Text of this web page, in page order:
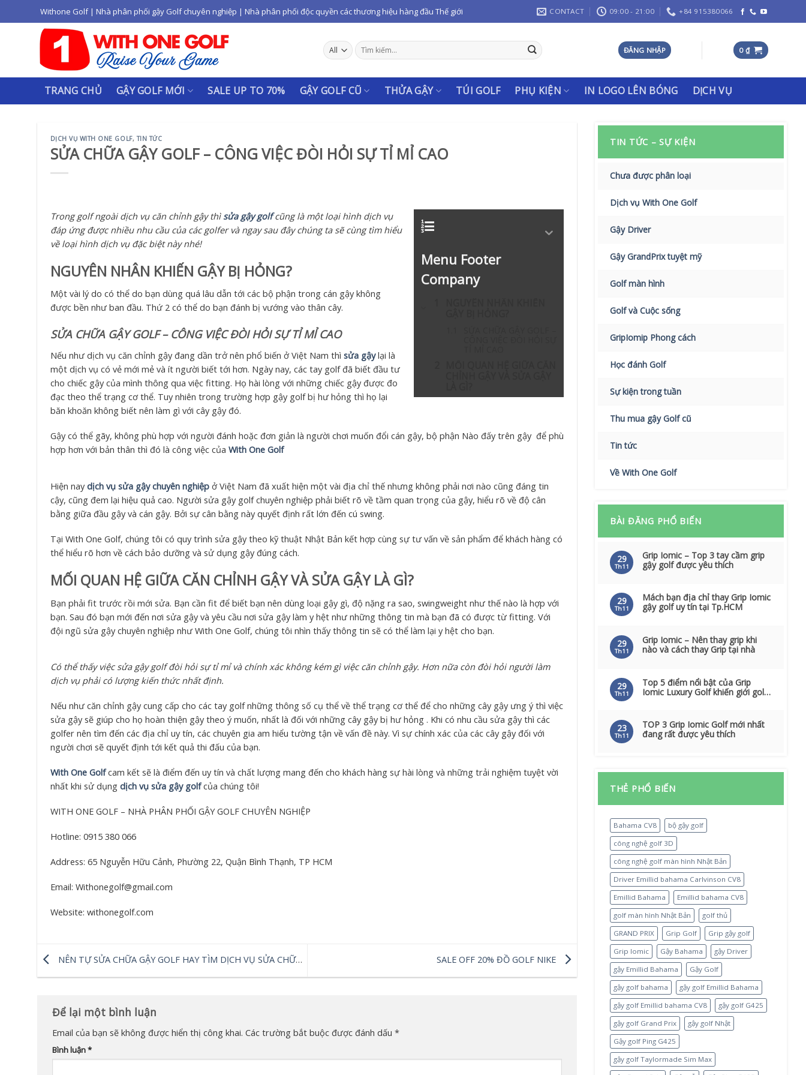
to
Withone Golf | Nhà phân phối gậy Golf chuyên nghiệp | Nhà phân phối độc quyền các thương hiệu hàng đầu Thế giới CONTACT 09:00 - 21:00 +84 915380066
Tìm
kiếm:
ĐĂNG NHẬP 0 ₫
TRANG CHỦ GẬY GOLF MỚI SALE UP TO 70% GẬY GOLF CŨ THỬA GẬY TÚI GOLF PHỤ KIỆN IN LOGO LÊN BÓNG DỊCH VỤ
DỊCH VỤ WITH ONE GOLF,TIN TỨC
SỬA CHỮA GẬY GOLF – CÔNG VIỆC ĐÒI HỎI SỰ TỈ MỈ CAO
Menu Footer
Company
Trong golf ngoài dịch vụ căn chỉnh gậy thì sửa gậy golfcũng là một loại hình dịch vụ
đáp ứng được nhiều nhu cầu của các golfer và ngay sau đây chúng ta sẽ cùng tìm hiểu
về loại hình dịch vụ đặc biệt này nhé!
NGUYÊN NHÂN KHIẾN GẬY BỊ HỎNG?
Một vài lý do có thể do bạn dùng quá lâu dẫn tới các bộ phận trong cán gậy không
được bền như ban đầu. Thứ 2 có thể do bạn đánh bị vướng vào thân cây.
SỬA CHỮA GẬY GOLF – CÔNG VIỆC ĐÒI HỎI SỰ TỈ MỈ CAO
Nếu như dịch vụ căn chỉnh gậy đang dần trở nên phổ biến ở Việt Nam thì sửa gậylại là
một dịch vụ có vẻ mới mẻ và ít người biết tới hơn. Ngày nay, các tay golf đã biết đầu tư
cho chiếc gậy của mình thông qua việc fitting. Họ hài lòng với những chiếc gậy được đo
đạc theo thể trạng cơ thể. Tuy nhiên trong trường hợp gậy golf bị hư hỏng thì họ lại
băn khoăn không biết nên làm gì với cây gậy đó.
Gậy có thể gãy, không phù hợp với người đánh hoặc đơn giản là người chơi muốn đổi cán gậy, bộ phận Nào đấy trên gậy để phù
hợp hơn với bản thân thì đó là công việc của With One Golf
Hiện nay dịch vụ sửa gậy chuyên nghiệpở Việt Nam đã xuất hiện một vài địa chỉ thế nhưng không phải nơi nào cũng đáng tin
cậy, cũng đem lại hiệu quả cao. Người sửa gậy golf chuyên nghiệp phải biết rõ về tầm quan trọng của gậy, hiểu rõ về độ cân
bằng giữa đầu gậy và cán gậy. Bởi sự cân bằng này quyết định rất lớn đến cú swing.
Tại With One Golf, chúng tôi có quy trình sửa gậy theo kỹ thuật Nhật Bản kết hợp cùng sự tư vấn về sản phẩm để khách hàng có
thể hiểu rõ hơn về cách bảo dưỡng và sử dụng gậy đúng cách.
MỐI QUAN HỆ GIỮA CĂN CHỈNH GẬY VÀ SỬA GẬY LÀ GÌ?
Bạn phải fit trước rồi mới sửa. Bạn cần fit để biết bạn nên dùng loại gậy gì, độ nặng ra sao, swingweight như thế nào là hợp với
bạn. Sau đó bạn mới đến nơi sửa gậy và yêu cầu nơi sửa gậy làm y hệt như những thông tin mà bạn đã có được từ fitting. Với
đội ngũ sửa gậy chuyên nghiệp như With One Golf, chúng tôi nhìn thấy thông tin sẽ có thể làm lại y hệt cho bạn.
Có thể thấy việc sửa gậy golf đòi hỏi sự tỉ mỉ và chính xác không kém gì việc căn chỉnh gậy. Hơn nữa còn đòi hỏi người làm
dịch vụ phải có lượng kiến thức nhất định.
Nếu như căn chỉnh gậy cung cấp cho các tay golf những thông số cụ thể về thể trạng cơ thể để cho những cây gậy ưng ý thì việc
sửa gậy sẽ giúp cho họ hoàn thiện gậy theo ý muốn, nhất là đối với những cây gậy bị hư hỏng . Khi có nhu cầu sửa gậy thì các
golfer nên tìm đến các địa chỉ uy tín, các chuyên gia am hiểu tường tận về vấn đề này. Vì sự chính xác của các cây gậy đối với
người chơi sẽ quyết định tới kết quả thi đấu của bạn.
With One Golfcam kết sẽ là điểm đến uy tín và chất lượng mang đến cho khách hàng sự hài lòng và những trải nghiệm tuyệt vời
nhất khi sử dụng dịch vụ sửa gậy golfcủa chúng tôi!
WITH ONE GOLF – NHÀ PHÂN PHỐI GẬY GOLF CHUYÊN NGHIỆP
Hotline: 0915 380 066
Address: 65 Nguyễn Hữu Cảnh, Phường 22, Quận Bình Thạnh, TP HCM
Email: Withonegolf@gmail.com
Website: withonegolf.com
NÊN TỰ SỬA CHỮA GẬY GOLF HAY TÌM DỊCH VỤ SỬA CHỮA
GẬY GOLF THEO KỸ THUẬT NHẬT BẢN?
SALE OFF 20% ĐỒ GOLF NIKE
Để lại một bình luận
Email của bạn sẽ không được hiển thị công khai. Các trường bắt buộc được đánh dấu *
Bình luận*
TIN TỨC – SỰ KIỆN
Chưa được phân loại
Dịch vụ With One Golf
Gậy Driver
Gậy GrandPrix tuyệt mỹ
Golf màn hình
Golf và Cuộc sống
GripIomip Phong cách
Học đánh Golf
Sự kiện trong tuần
Thu mua gậy Golf cũ
Tin tức
Về With One Golf
BÀI ĐĂNG PHỔ BIẾN
29
Th11
Grip Iomic – Top 3 tay cầm grip
gậy golf được yêu thích
29
Th11
Mách bạn địa chỉ thay Grip Iomic
gậy golf uy tín tại Tp.HCM
29
Th11
Grip Iomic – Nên thay grip khi
nào và cách thay Grip tại nhà
29
Th11
Top 5 điểm nổi bật của Grip
Iomic Luxury Golf khiến giới golf
23
Th11
TOP 3 Grip Iomic Golf mới nhất
đang rất được yêu thích
THẺ PHỔ BIẾN
Bahama CV8
bộ gậy golf
công nghệ golf 3D
công nghệ golf màn hình Nhật Bản
Driver Emillid bahama Carlvinson CV8
Emillid Bahama
Emillid bahama CV8
golf màn hình Nhật Bản
golf thủ
GRAND PRIX
Grip Golf
Grip gậy golf
Grip Iomic
Gậy Bahama
gậy Driver
gậy Emillid Bahama
Gậy Golf
gậy golf bahama
gậy golf Emillid Bahama
gậy golf Emillid bahama CV8
gậy golf G425
gậy golf Grand Prix
gậy golf Nhật
Gậy golf Ping G425
gậy golf Taylormade Sim Max